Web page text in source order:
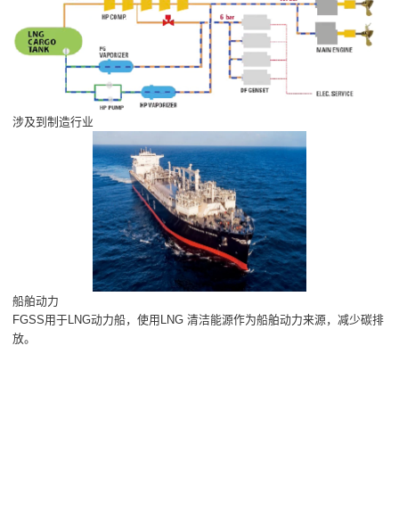
涉及到制造行业
船舶动力
FGSS用于LNG动力船，使用LNG 清洁能源作为船舶动力来源，减少碳排
放。